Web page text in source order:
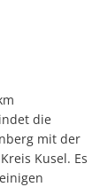
die
mit der
Kusel. Es